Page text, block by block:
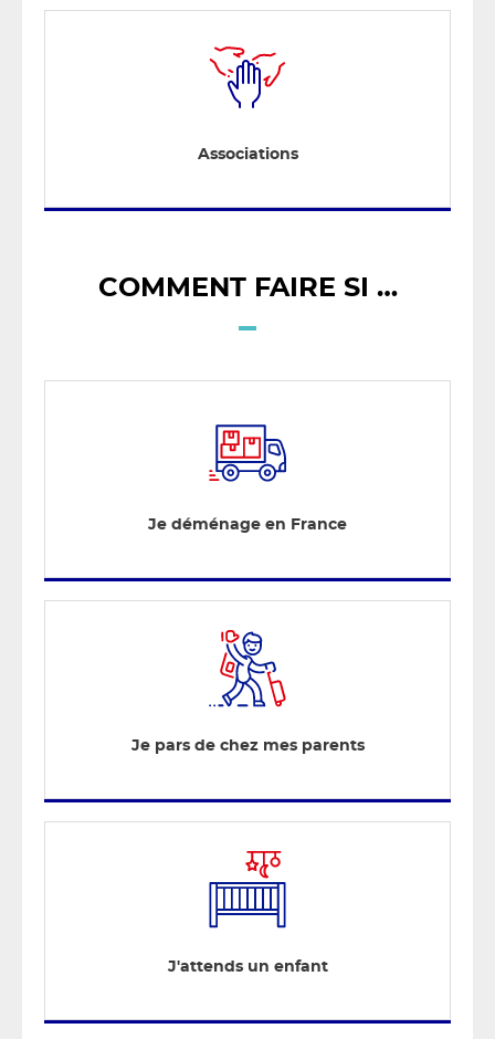
Associations
COMMENT FAIRE SI …
Je déménage en France
Je pars de chez mes parents
J'attends un enfant